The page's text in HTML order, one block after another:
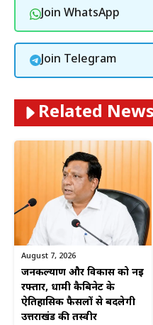
Join WhatsApp
Join Telegram
Related News
August 7, 2026
जनकल्याण और विकास को नई
रफ्तार, धामी कैबिनेट के
ऐतिहासिक फैसलों से बदलेगी
उत्तराखंड की तस्वीर